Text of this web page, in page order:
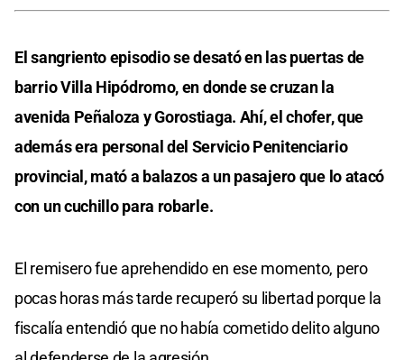
El sangriento episodio se desató en las puertas de
barrio Villa Hipódromo, en donde se cruzan la
avenida Peñaloza y Gorostiaga. Ahí, el chofer, que
además era personal del Servicio Penitenciario
provincial, mató a balazos a un pasajero que lo atacó
con un cuchillo para robarle.
El remisero fue aprehendido en ese momento, pero
pocas horas más tarde recuperó su libertad porque la
fiscalía entendió que no había cometido delito alguno